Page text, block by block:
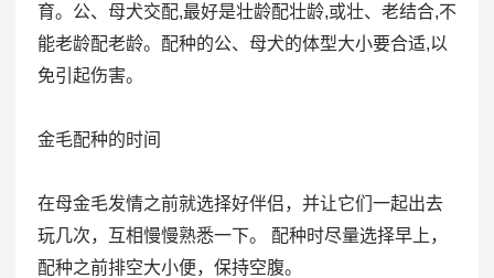
育。公、母犬交配,最好是壮龄配壮龄,或壮、老结合,不
能老龄配老龄。配种的公、母犬的体型大小要合适,以
免引起伤害。
金毛配种的时间
在母金毛发情之前就选择好伴侣，并让它们一起出去
玩几次，互相慢慢熟悉一下。 配种时尽量选择早上，
配种之前排空大小便，保持空腹。